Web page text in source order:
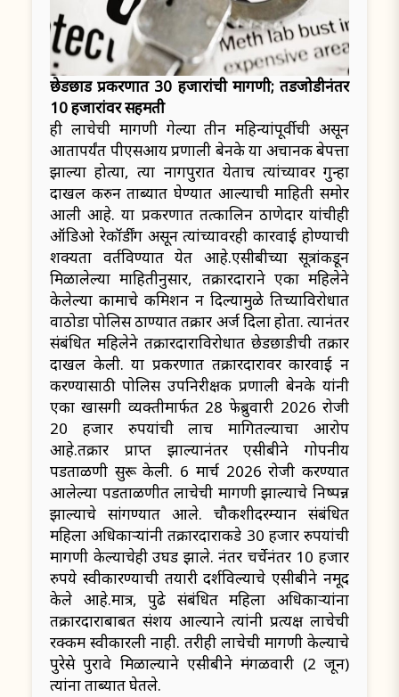
छेडछाड प्रकरणात 30 हजारांची मागणी; तडजोडीनंतर
10 हजारांवर सहमती
ही लाचेची मागणी गेल्या तीन महिन्यांपूर्वीची असून
आतापर्यंत पीएसआय प्रणाली बेनके या अचानक बेपत्ता
झाल्या होत्या, त्या नागपुरात येताच त्यांच्यावर गुन्हा
दाखल करुन ताब्यात घेण्यात आल्याची माहिती समोर
आली आहे. या प्रकरणात तत्कालिन ठाणेदार यांचीही
ऑडिओ रेकॉर्डींग असून त्यांच्यावरही कारवाई होण्याची
शक्यता वर्तविण्यात येत आहे.एसीबीच्या सूत्रांकडून
मिळालेल्या माहितीनुसार, तक्रारदाराने एका महिलेने
केलेल्या कामाचे कमिशन न दिल्यामुळे तिच्याविरोधात
वाठोडा पोलिस ठाण्यात तक्रार अर्ज दिला होता. त्यानंतर
संबंधित महिलेने तक्रारदाराविरोधात छेडछाडीची तक्रार
दाखल केली. या प्रकरणात तक्रारदारावर कारवाई न
करण्यासाठी पोलिस उपनिरीक्षक प्रणाली बेनके यांनी
एका खासगी व्यक्तीमार्फत 28 फेब्रुवारी 2026 रोजी
20 हजार रुपयांची लाच मागितल्याचा आरोप
आहे.तक्रार प्राप्त झाल्यानंतर एसीबीने गोपनीय
पडताळणी सुरू केली. 6 मार्च 2026 रोजी करण्यात
आलेल्या पडताळणीत लाचेची मागणी झाल्याचे निष्पन्न
झाल्याचे सांगण्यात आले. चौकशीदरम्यान संबंधित
महिला अधिकाऱ्यांनी तक्रारदाराकडे 30 हजार रुपयांची
मागणी केल्याचेही उघड झाले. नंतर चर्चेनंतर 10 हजार
रुपये स्वीकारण्याची तयारी दर्शविल्याचे एसीबीने नमूद
केले आहे.मात्र, पुढे संबंधित महिला अधिकाऱ्यांना
तक्रारदाराबाबत संशय आल्याने त्यांनी प्रत्यक्ष लाचेची
रक्कम स्वीकारली नाही. तरीही लाचेची मागणी केल्याचे
पुरेसे पुरावे मिळाल्याने एसीबीने मंगळवारी (2 जून)
त्यांना ताब्यात घेतले.